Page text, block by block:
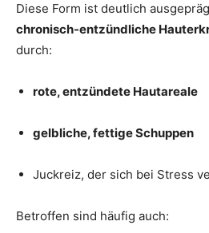
Diese Form ist deutlich
chronisch-entzündliche
durch:
rote, entzündete Hautareale
gelbliche, fettige Schuppen
Juckreiz, der sich bei Stress
Betroffen sind häufig auch: